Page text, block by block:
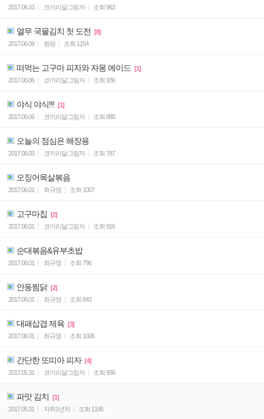
2017.06.10
코끼리달그림자 조회 963
열무 국물김치 첫 도전 [8]
2017.06.09
원팡 조회 1154
떠먹는 고구마 피자와 자몽 에이드 [1]
2017.06.06
코끼리달그림자 조회 936
야식 야식!!! [1]
2017.06.06
코끼리달그림자 조회 880
오늘의 점심은 해장용
2017.06.03 코끼리달그림자 조회 787
오징어목살볶음
2017.06.01 최규영 조회 1007
고구마칩 [2]
2017.06.01
코끼리달그림자 조회 916
순대볶음&유부초밥
2017.06.01 최규영 조회 796
안동찜닭 [2]
2017.06.01
최규영 조회 843
대패삽겹 제육 [3]
2017.06.01
최규영 조회 1006
간단한 또띠아 피자 [4]
2017.05.31
코끼리달그림자 조회 936
파맛 김치 [1]
2017.05.31
자취1년차 조회 1195